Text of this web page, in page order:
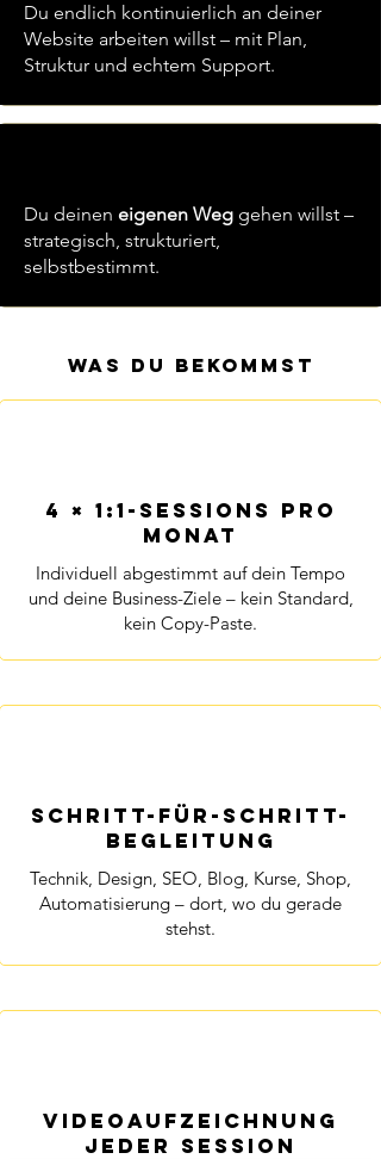
Du endlich kontinuierlich an deiner
Website arbeiten willst – mit Plan,
Struktur und echtem Support.
Du deinen eigenen Weg gehen willst –
strategisch, strukturiert,
selbstbestimmt.
Was du bekommst
4 × 1:1-Sessions pro
Monat
Individuell abgestimmt auf dein Tempo
und deine Business-Ziele – kein Standard,
kein Copy-Paste.
Schritt-für-Schritt-
Begleitung
Technik, Design, SEO, Blog, Kurse, Shop,
Automatisierung – dort, wo du gerade
stehst.
Videoaufzeichnung
jeder Session